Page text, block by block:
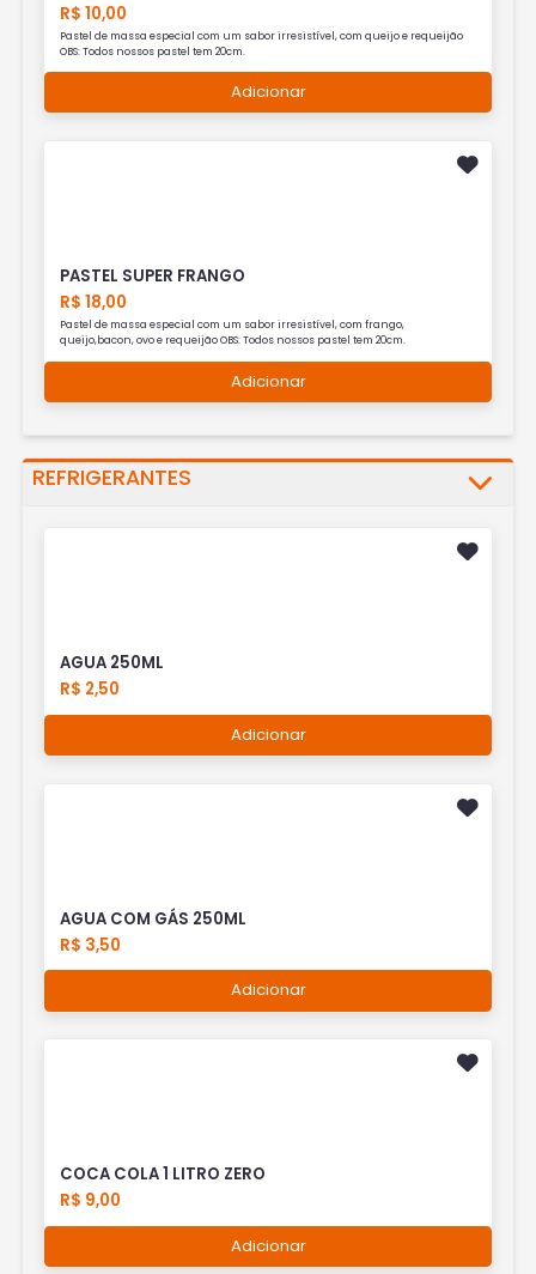
R$ 10,00
Pastel de massa especial com um sabor irresistível, com queijo e requeijão
OBS: Todos nossos pastel tem 20cm.
Adicionar
PASTEL SUPER FRANGO
R$ 18,00
Pastel de massa especial com um sabor irresistível, com frango,
queijo,bacon, ovo e requeijão OBS: Todos nossos pastel tem 20cm.
Adicionar
REFRIGERANTES
AGUA 250ML
R$ 2,50
Adicionar
AGUA COM GÁS 250ML
R$ 3,50
Adicionar
COCA COLA 1 LITRO ZERO
R$ 9,00
Adicionar